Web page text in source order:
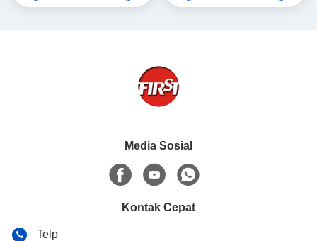
Media Sosial
Kontak Cepat
Telp